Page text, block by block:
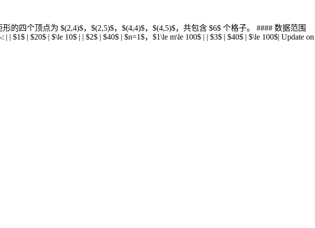
四个顶点为 $(2,4)$，$(2,5)$，$(4,4)$，$(4,5)$，共包含 $6$ 个格子。 #### 数据范围
| $20$ | $\le 10$ | | $2$ | $40$ | $n=1$，$1\le m\le 100$ | | $3$ | $40$ | $\le 100$| Update on